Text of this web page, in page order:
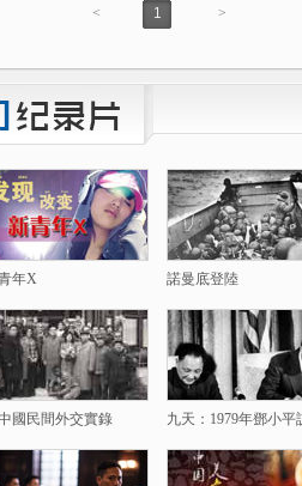
< 1 >
年X 諾曼底登陸
國民間外交實錄 九天：1979年鄧小平